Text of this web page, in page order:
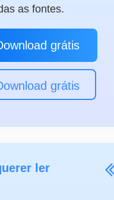
as fontes.
grátis
grátis
ler